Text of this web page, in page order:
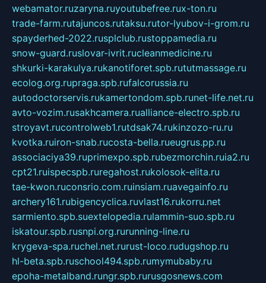
webamator.ruzaryna.ruyoutubefree.rux-ton.ru
trade-farm.rutajuncos.rutaksu.rutor-lyubov-i-grom.ru
spayderhed-2022.rusplclub.rustoppamedia.ru
snow-guard.ruslovar-ivrit.rucleanmedicine.ru
shkurki-karakulya.rukanotiforet.spb.rututmassage.ru
ecolog.org.rupraga.spb.rufalcorussia.ru
autodoctorservis.rukamertondom.spb.runet-life.net.ru
avto-vozim.rusakhcamera.rualliance-electro.spb.ru
stroyavt.rucontrolweb1.rutdsak74.rukinzozo-ru.ru
kvotka.ruiron-snab.rucosta-bella.rueugrus.pp.ru
associaciya39.ruprimexpo.spb.rubezmorchin.ruia2.ru
cpt21.ruispecspb.ruregahost.rukolosok-elita.ru
tae-kwon.ruconsrio.com.ruinsiam.ruavegainfo.ru
archery161.rubigencyclica.ruvlast16.rukorru.net
sarmiento.spb.suextelopedia.rulammin-suo.spb.ru
iskatour.spb.rusnpi.org.rurunning-line.ru
krygeva-spa.ruchel.net.rurust-loco.rudugshop.ru
hl-beta.spb.ruschool494.spb.rumymubaby.ru
epoha-metalband.rungr.spb.rurusgosnews.com